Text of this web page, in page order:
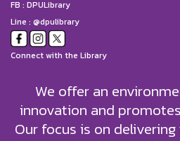
FB : DPULibrary
Line : @dpulibrary
Connect with the Library
We offer an
innovation and
Our focus is on